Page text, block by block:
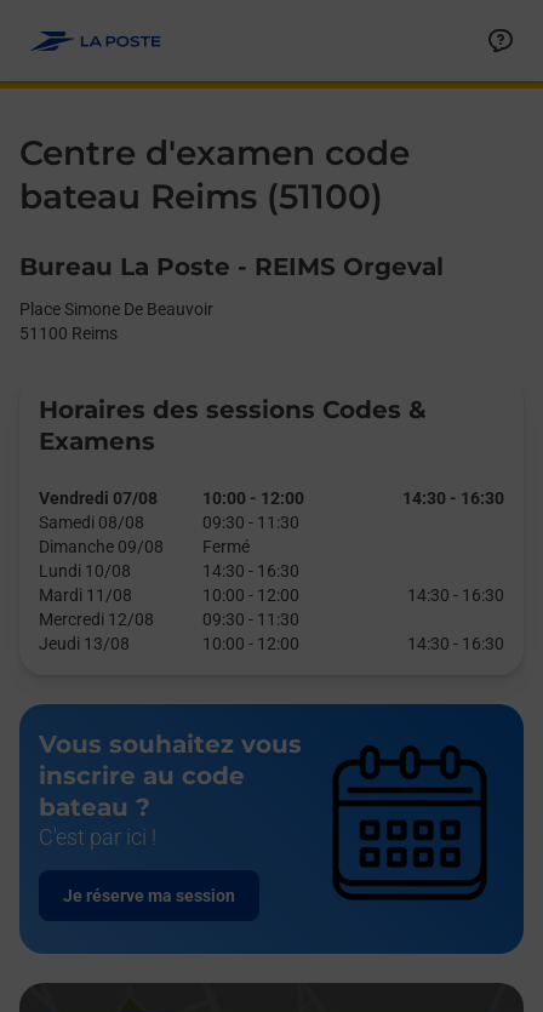
Centre d'examen code
bateau Reims (51100)
Bureau La Poste - REIMS Orgeval
Place Simone De Beauvoir
51100 Reims
Horaires des sessions Codes &
Examens
Vendredi 07/08 10:00 - 12:00 14:30 - 16:30
Samedi 08/08
09:30 - 11:30
Dimanche 09/08
Fermé
Lundi 10/08
14:30 - 16:30
Mardi 11/08
10:00 - 12:00 14:30 - 16:30
Mercredi 12/08
09:30 - 11:30
Jeudi 13/08
10:00 - 12:00 14:30 - 16:30
Vous souhaitez vous
inscrire au code
bateau ?
C'est par ici !
Je réserve ma session